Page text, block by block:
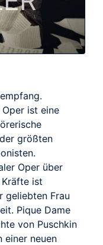
ist eine
größten
Oper über
ist
geliebten Frau
Pique Dame
von Puschkin
einer neuen